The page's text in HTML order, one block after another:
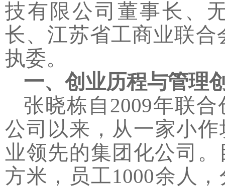
技有限公司董事长、
长、江苏省工商业联
执委。
一、创业历程与管理
张晓栋自 2009年联合
公司以来，从一家小
业领先的集团化公司
方米，员工1000余人